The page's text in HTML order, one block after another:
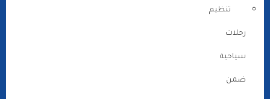
تنظيم
رحلات
سياحية
ضمن